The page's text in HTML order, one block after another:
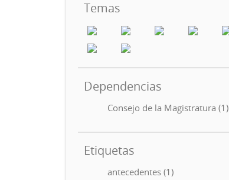
Temas
Dependencias
Consejo de la Magistratura (1)
Etiquetas
antecedentes (1)